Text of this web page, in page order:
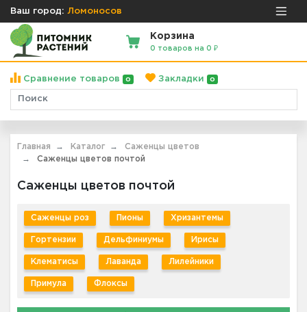
Ваш город: Ломоносов
Корзина
0 товаров на 0 ₽
Сравнение товаров 0 Закладки 0
Главная Каталог
Саженцы цветов
Саженцы цветов почтой
Саженцы цветов почтой
Саженцы роз Пионы Хризантемы
Гортензии Дельфиниумы Ирисы
Клематисы Лаванда Лилейники
Примула Флоксы